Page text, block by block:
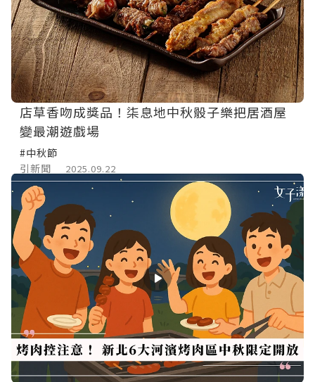
店草香吻成獎品！柒息地中秋骰子樂把居酒屋
變最潮遊戲場
#中秋節
引新聞
2025.09.22